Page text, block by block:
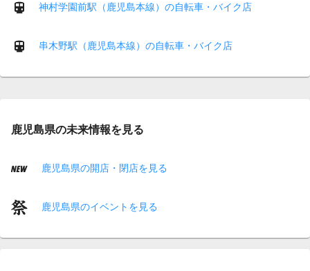
神村学園前駅（鹿児島本線）の自転車・バイク店
串木野駅（鹿児島本線）の自転車・バイク店
鹿児島県の未来情報を見る
鹿児島県の開店・閉店を見る
鹿児島県のイベントを見る